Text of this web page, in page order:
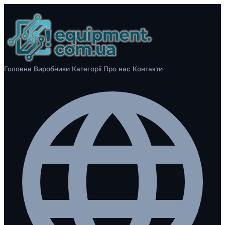
Головна Виробники Категорії Про нас Контакти